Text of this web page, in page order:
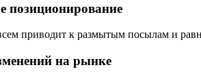
приводит к размытым посылам и
на рынке